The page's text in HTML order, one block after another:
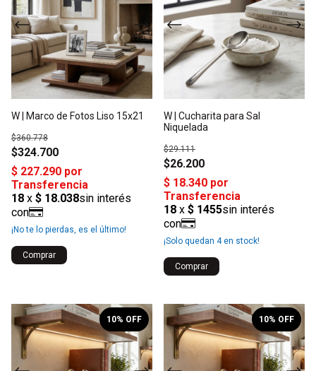
W | Marco de Fotos Liso 15x21
$324.700
$360.778
¡No te lo pierdas, es el último!
W | Cucharita para Sal
Niquelada
$26.200
$29.111
¡Solo quedan 4en stock!
1/2
10% OFF 1/2
10% OFF